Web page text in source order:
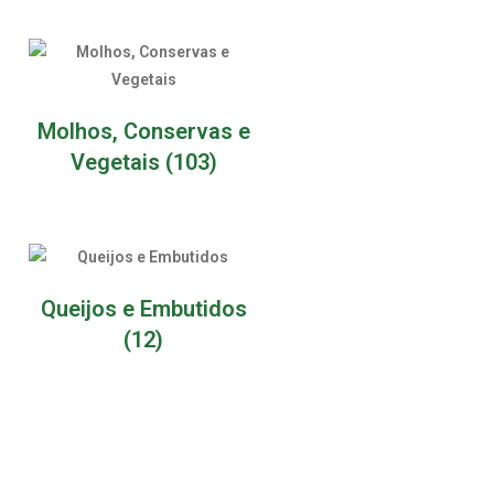
Molhos, Conservas e
Vegetais (103)
Queijos e Embutidos
(12)